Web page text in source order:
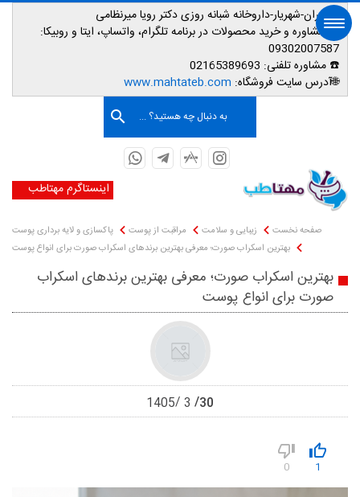
📌تهران-شهریار-داروخانه شبانه روزی دکتر رویا میرنظامی
📱مشاوره و خرید محصولات در برنامه تلگرام، واتساپ، ایتا و روبیکا:
09302007587
☎️ مشاوره تلفنی:
🌐آدرس سایت فروشگاه: www.mahtateb.com
به دنبال چه هستید؟ ...
اینستاگرم مهتاطب
صفحه نخست زیبایی و سلامت مراقبت از پوست
پاکسازی و لایه برداری پوست
بهترین اسکراب صورت؛ معرفی بهترین برندهای اسکراب صورت برای انواع پوست
بهترین اسکراب صورت؛ معرفی بهترین برندهای اسکراب
صورت برای انواع پوست
30
3
1405
1
0